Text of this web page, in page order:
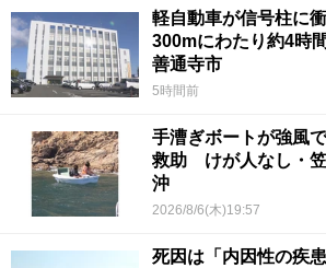
軽自動車が信号柱に
300mにわたり約4時
善通寺市
5時間前
手漕ぎボートが強風
救助 けが人なし・
沖
2026/8/6(木)19:57
死因は「内因性の疾